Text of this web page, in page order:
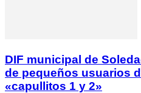
DIF municipal de
de pequeños usuarios
«capullitos 1 y 2»